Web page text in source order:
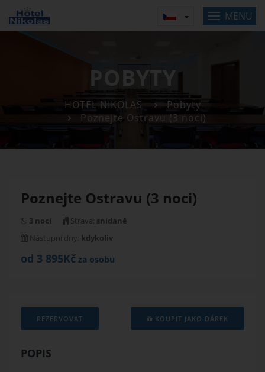
MENU
POBYTY
HOTEL NIKOLAS
Pobyty
Poznejte Ostravu (3 noci)
Poznejte Ostravu (3 noci)
3 noci Strava: snídaně
Nástupní dny: kdykoliv
od 3 895Kč za osobu
REZERVOVAT KOUPIT JAKO DÁREK
POPIS